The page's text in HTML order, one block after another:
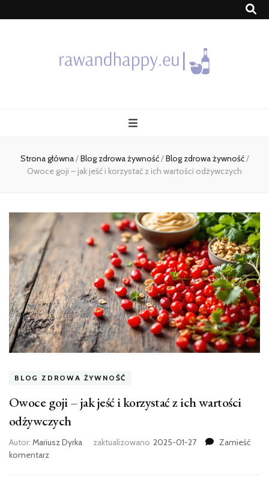
Strona główna/Blog zdrowa żywność/Blog zdrowa żywność/
Owoce goji – jak jeść i korzystać z ich wartości odżywczych
BLOG ZDROWA ŻYWNOŚĆ
Owoce goji – jak jeść i korzystać z ich wartości
odżywczych
Autor: Mariusz Dyrka zaktualizowano 2025-01-27
Zamieść
komentarzwe